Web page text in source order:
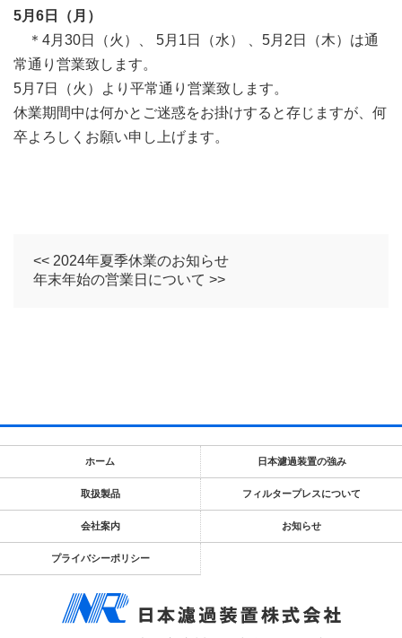
5月6日（月）
＊4月30日（火）、 5月1日（水） 、5月2日（木）は通
常通り営業致します。
5月7日（火）より平常通り営業致します。
休業期間中は何かとご迷惑をお掛けすると存じますが、何
卒よろしくお願い申し上げます。
<< 2024年夏季休業のお知らせ
年末年始の営業日について >>
ホーム 日本濾過装置の強み
取扱製品 フィルタープレスについて
会社案内 お知らせ
プライバシーポリシー